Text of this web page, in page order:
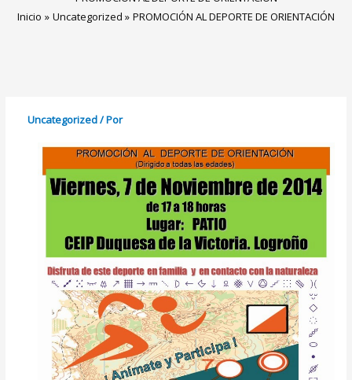
Inicio
Uncategorized PROMOCIÓN AL DEPORTE DE ORIENTACIÓN
Uncategorized/ Por